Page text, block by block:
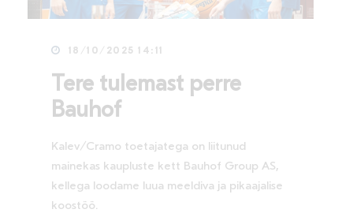
18/10/2025 14:11
Tere tulemast perre
Bauhof
Kalev/Cramo toetajatega on liitunud
mainekas kaupluste kett Bauhof Group AS,
kellega loodame luua meeldiva ja pikaajalise
koostöö.